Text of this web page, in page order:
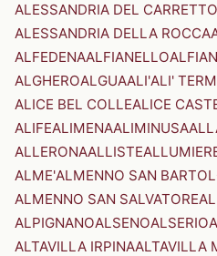
ALESSANDRIA DEL CARRETTO
ALESSANDRIA DELLA ROCCA
ALFEDENAALFIANELLO
ALGHEROALGUAALI'ALI'
ALICE BEL COLLEALICE
ALIFEALIMENAALIMINUSA
ALLERONAALLISTE
ALME'ALMENNO SAN
ALMENNO SAN SALVATORE
ALPIGNANOALSENOALSERIO
ALTAVILLA IRPINAALTAVILLA